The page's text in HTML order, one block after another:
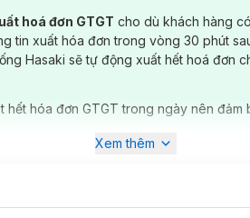
hoá đơn GTGT cho dù khách hàng
tin xuất hóa đơn trong vòng 30 phút
Hasaki sẽ tự động xuất hết hoá đơn
hóa đơn GTGT trong ngày nên
Xem thêm